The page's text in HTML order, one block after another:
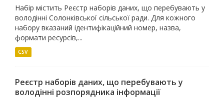
Набір містить Реєстр наборів даних, що перебувають у
володінні Солонківської сільської ради. Для кожного
набору вказаний ідентифікаційний номер, назва,
формати ресурсів,...
CSV
Реєстр наборів даних, що перебувають у
володінні розпорядника інформації